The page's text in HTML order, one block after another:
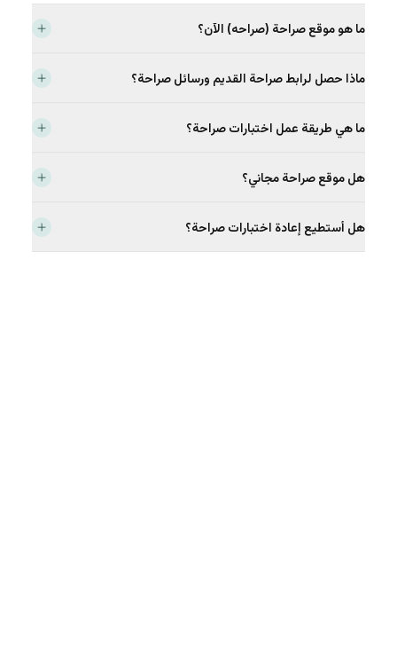
ما هو موقع صراحة (صراحه) الآن؟
تمارين، وغيرها بناءً على إجاباتك. خوارزمية صراحة تظهر لك نتائج
ماذا حصل لرابط صراحة القديم ورسائل صراحة؟
صراحة كدليل صريح لاكتشاف أشياء تناسبك.
ما هي طريقة عمل اختبارات صراحة؟
مقابل النتائج المحتملة، وترى أعلى النتائج مرتبة حسب نسبة
هل موقع صراحة مجاني؟
هل أستطيع إعادة اختبارات صراحة؟